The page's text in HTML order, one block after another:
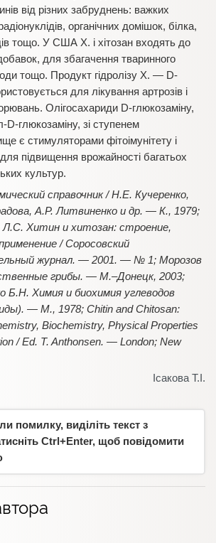
від різних забруднень: важких
органічних домішок, білка,
тощо. У США Х. і хітозан входять до
для збагачення тваринного
тощо. Продукт гідролізу Х. — D-
для лікування артрозів і
Олігосахариди D-глюкозаміну,
глюкозаміну, зі ступенем
є стимуляторами фітоімунітету і
підвищення врожайності багатьох
культур.
справочник / Н.Е. Кучеренко,
А.Р. Литвиненко и др. — К., 1979;
Л.С. Хитин и хитозан: строение,
/ Соросовский
журнал. — 2001. — № 1; Морозов
грибы. — М.–Донецк, 2003;
Б.Н. Химия и биохимия углеводов
— М., 1978; Chitin and Chitosan:
Biochemistry, Physical Properties
/ Ed. T. Anthonsen. — London; New
Ісакова Т.І.
помилку, виділіть текст з
Ctrl+Enter, щоб повідомити